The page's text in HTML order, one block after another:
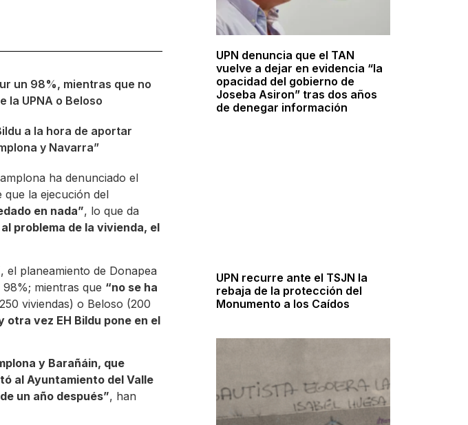
un 98%, mientras que no
la UPNA o Beloso
a la hora de aportar
y Navarra”
ha denunciado el
que la ejecución del
en nada”, lo que da
problema de la vivienda, el
, el planeamiento de Donapea
mientras que “no se ha
viviendas) o Beloso (200
vez EH Bildu pone en el
y Barañáin, que
al Ayuntamiento del Valle
un año después”, han
UPN denuncia que el TAN
vuelve a dejar en evidencia “la
opacidad del gobierno de
Joseba Asiron” tras dos años
de denegar información
UPN recurre ante el TSJN la
rebaja de la protección del
Monumento a los Caídos